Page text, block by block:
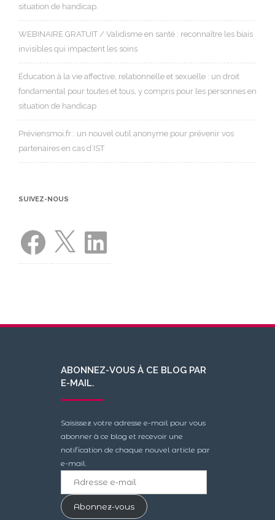
situation de handicap.
WEBINAIRE GRATUIT / Validisme en santé : reconnaître les biais
invisibles qui impactent les soins
Éducation à la vie affective, relationnelle et sexuelle : un droit
fondamental pour toutes et tous, y compris pour les personnes en
situation de handicap
Préviensmoi.fr : un nouvel outil anonyme pour prévenir vos
partenaires en cas d’IST
SUIVEZ-NOUS
Facebook LinkedIn
ABONNEZ-VOUS À CE BLOG PAR
E-MAIL.
Saisissez votre adresse e-mail pour vous
abonner à ce blog et recevoir une
notification de chaque nouvel article par
e-mail.
mailAbonnez-vous